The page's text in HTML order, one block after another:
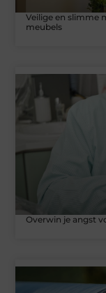
Veilige en slimme
meubels
Overwin je angst